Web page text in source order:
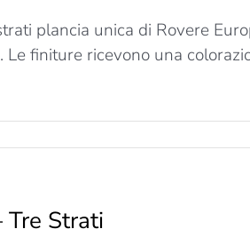
plancia unica di Rovere
finiture ricevono una
Tre Strati